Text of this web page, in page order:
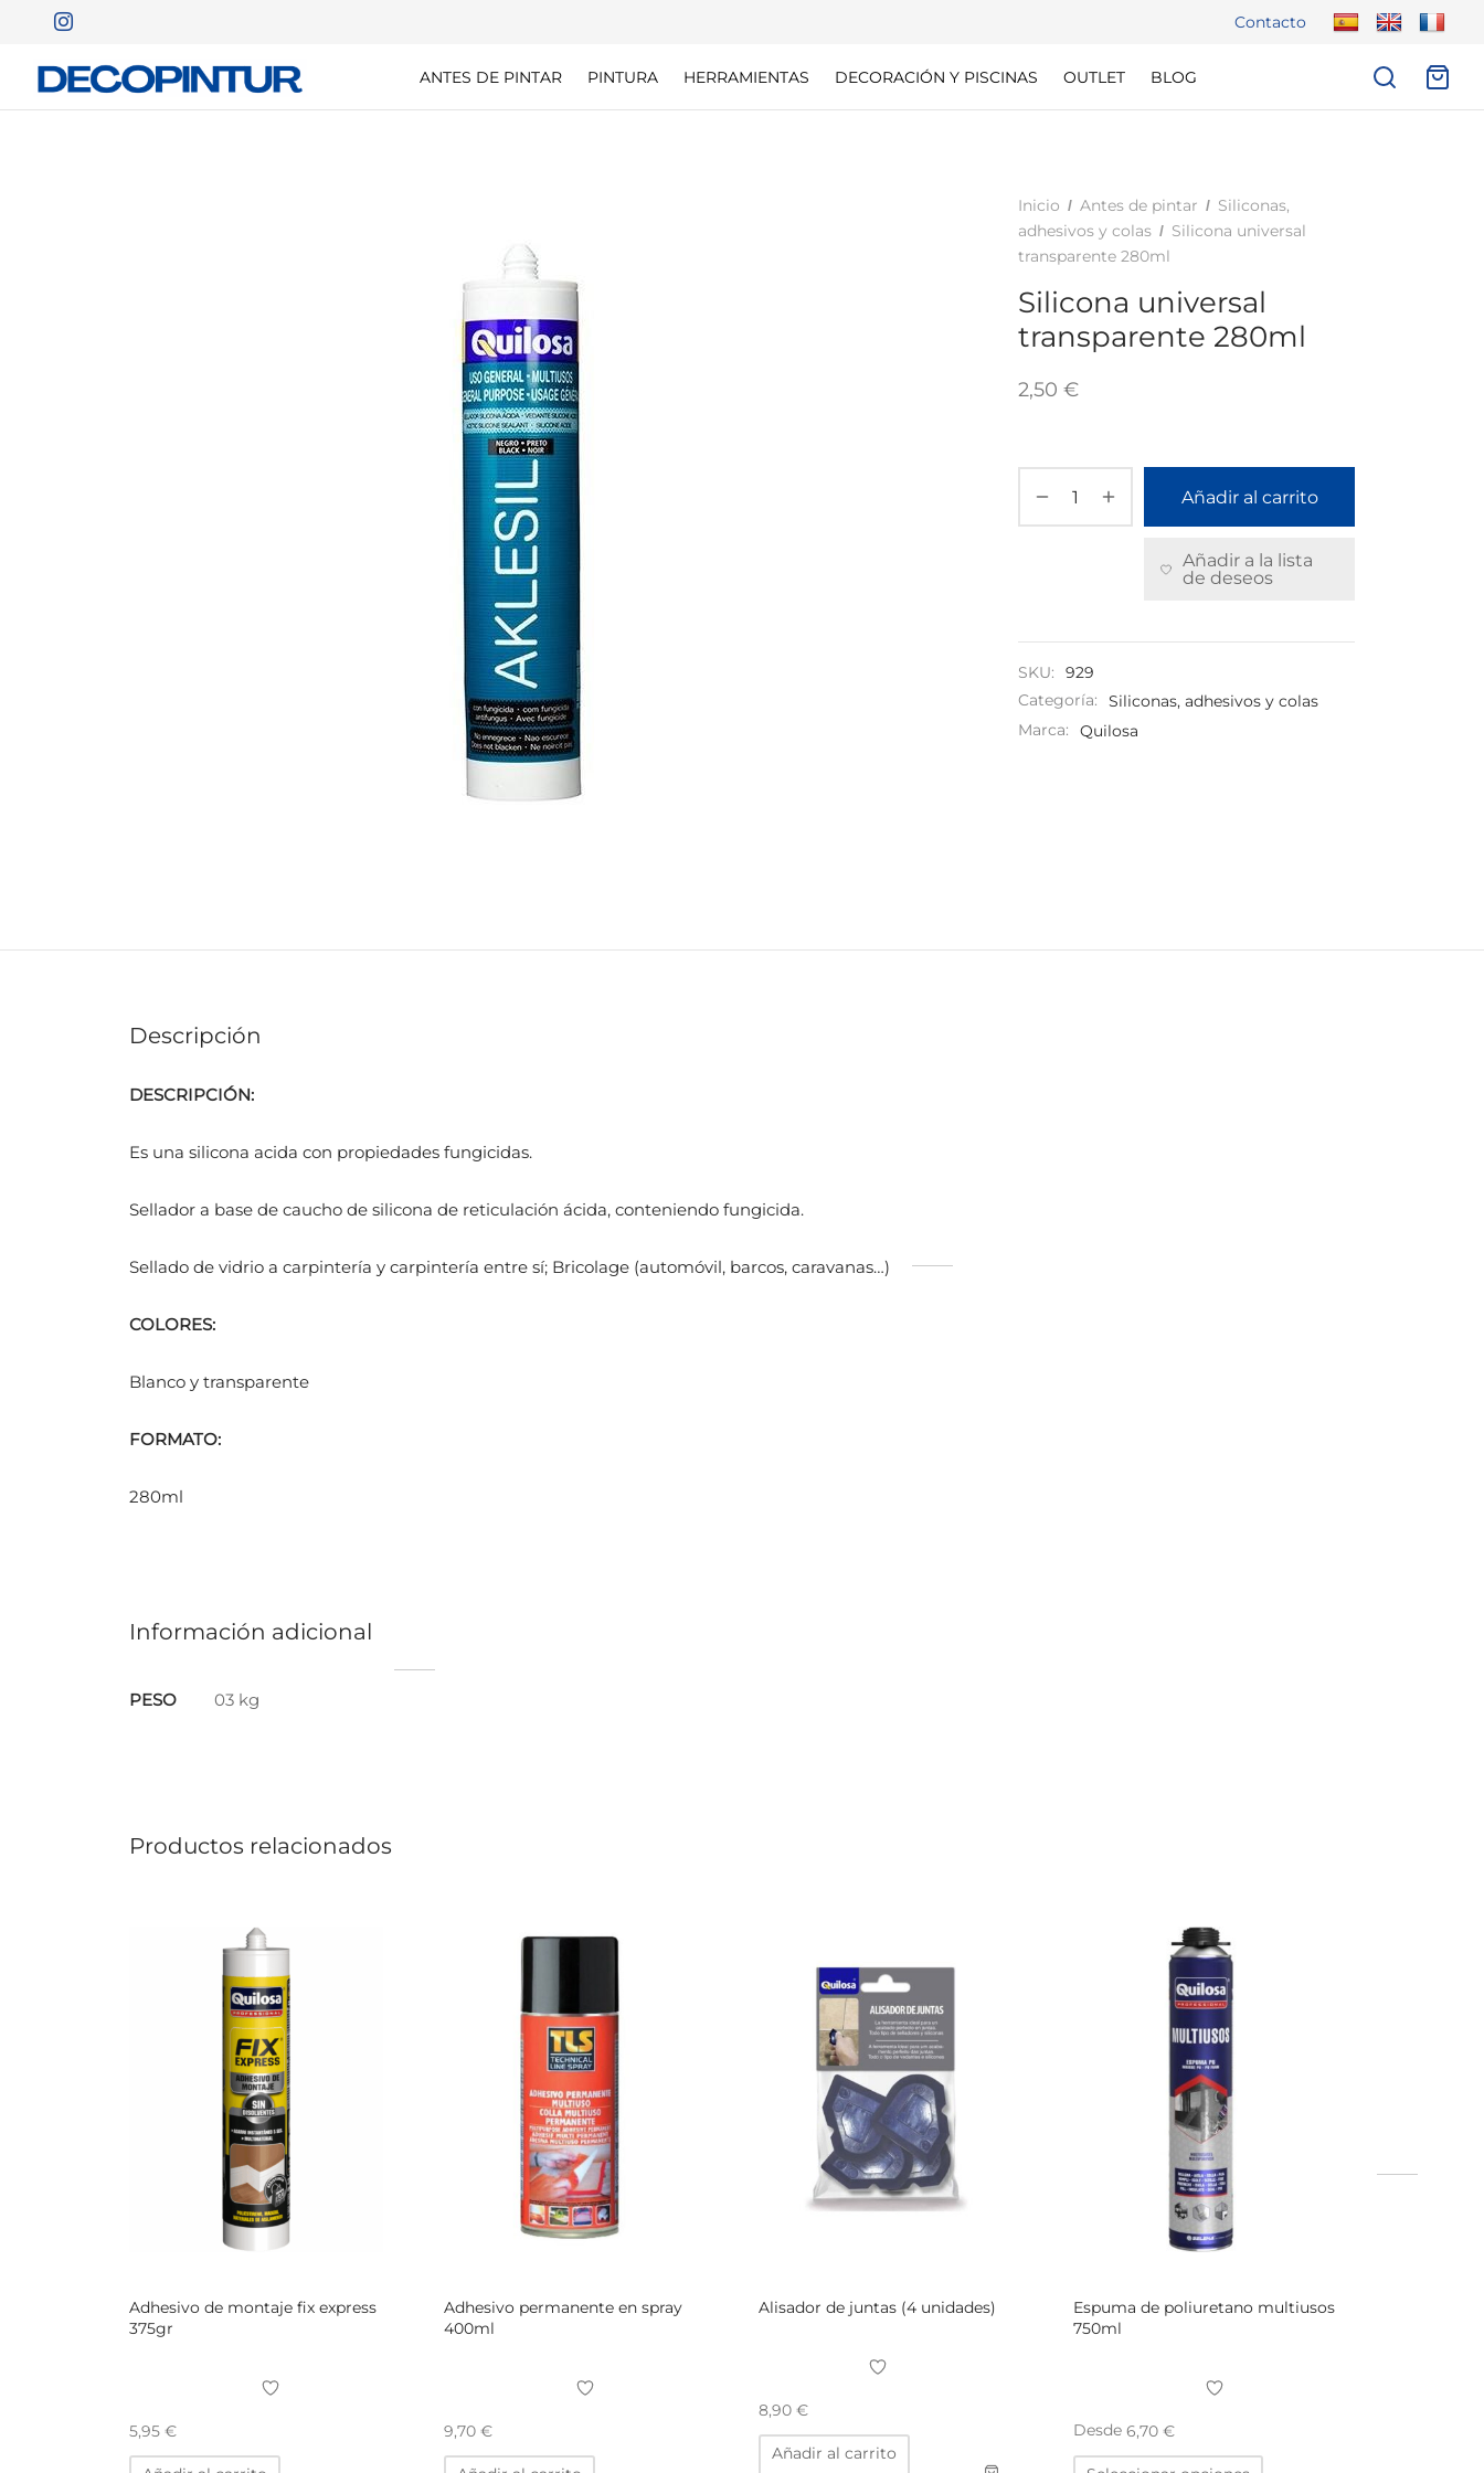
Contacto
ANTES DE PINTAR PINTURA HERRAMIENTAS DECORACIÓN Y PISCINAS OUTLET BLOG
Inicio / Antes de pintar / Siliconas,
adhesivos y colas / Silicona universal
transparente 280ml
Silicona universal
transparente 280ml
2,50 €
Añadir al carrito
Añadir a la lista
de deseos
SKU:
929
Categoría:
Siliconas, adhesivos y colas
Marca:
Quilosa
Descripción
DESCRIPCIÓN:
Es una silicona acida con propiedades fungicidas.
Sellador a base de caucho de silicona de reticulación ácida, conteniendo fungicida.
Sellado de vidrio a carpintería y carpintería entre sí; Bricolage (automóvil, barcos, caravanas…)
COLORES:
Blanco y transparente
FORMATO:
280ml
Información adicional
PESO 03 kg
Productos relacionados
Adhesivo de montaje fix express
375gr
5,95 €
Adhesivo permanente en spray
400ml
9,70 €
Alisador de juntas (4 unidades)
8,90 €
Añadir al carrito
Espuma de poliuretano multiusos
750ml
Desde 6,70 €
Este